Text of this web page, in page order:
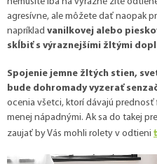
agresívne, ale môžete dať naopak
napríklad vanilkovej alebo
skĺbiť s výraznejšími žltými
Spojenie jemne žltých stien,
bude dohromady vyzerať
ocenia všetci, ktorí dávajú
menej nápadnými. Ak sa do takej
zaujať by Vás mohli rolety v odtieni